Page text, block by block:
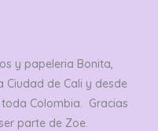
y papeleria Bonita,
Ciudad de Cali y desde
Colombia. Gracias
parte de Zoe.